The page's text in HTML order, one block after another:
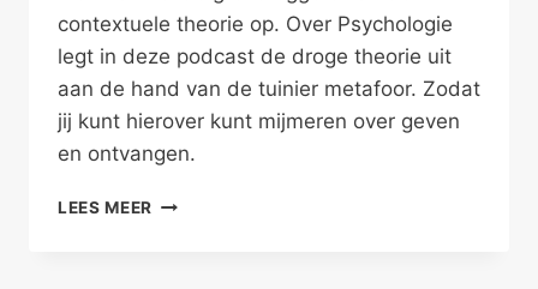
contextuele theorie op. Over Psychologie
legt in deze podcast de droge theorie uit
aan de hand van de tuinier metafoor. Zodat
jij kunt hierover kunt mijmeren over geven
en ontvangen.
LEES MEER GEWOON